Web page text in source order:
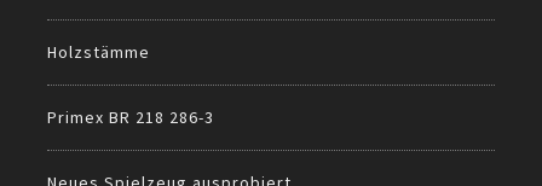
Holzstämme
Primex BR 218 286-3